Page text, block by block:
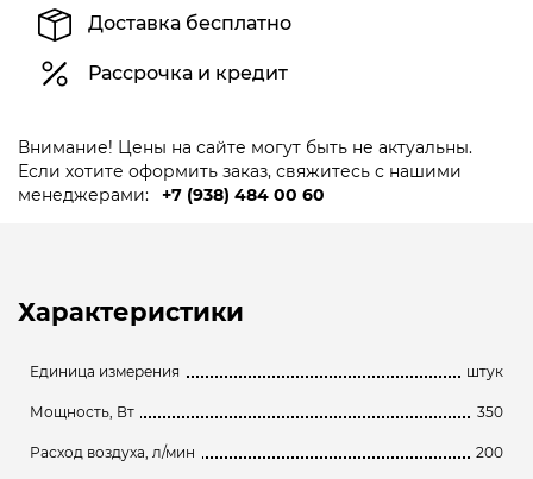
Доставка бесплатно
Рассрочка и кредит
Внимание! Цены на сайте могут быть не актуальны.
Если хотите оформить заказ, свяжитесь с нашими
менеджерами:
+7 (938) 484 00 60
Характеристики
Единица измерения штук
Мощность, Вт 350
Расход воздуха, л/мин 200